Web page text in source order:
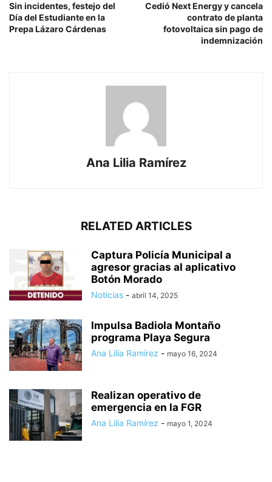
Sin incidentes, festejo del
Día del Estudiante en la
Prepa Lázaro Cárdenas
Cedió Next Energy y cancela
contrato de planta
fotovoltaica sin pago de
indemnización
Ana Lilia Ramírez
RELATED ARTICLES
Captura Policía Municipal a
agresor gracias al aplicativo
Botón Morado
Noticias - abril 14, 2025
Impulsa Badiola Montaño
programa Playa Segura
Ana Lilia Ramírez - mayo 16, 2024
Realizan operativo de
emergencia en la FGR
Ana Lilia Ramírez - mayo 1, 2024